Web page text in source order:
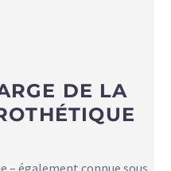
DE LA
– également connue sous